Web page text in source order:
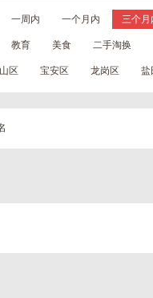
一周内 一个月内 三个月
教育 美食 二手淘换
区 宝安区 龙岗区 盐